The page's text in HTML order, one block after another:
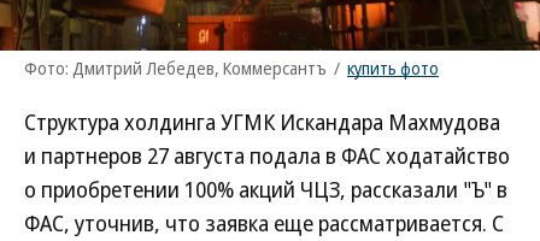
Фото: Дмитрий Лебедев, Коммерсантъ / купить фото
Структура холдинга УГМК Искандара Махмудова
и партнеров 27 августа подала в ФАС ходатайство
о приобретении 100% акций ЧЦЗ, рассказали "Ъ" в
ФАС, уточнив, что заявка еще рассматривается. C